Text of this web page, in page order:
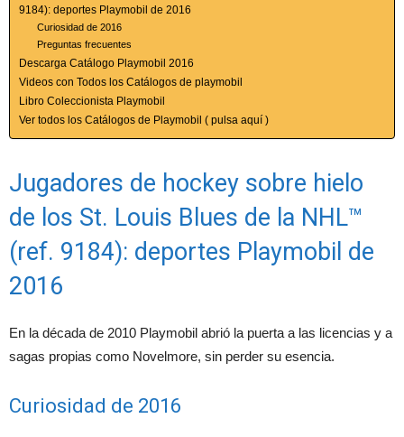
9184): deportes Playmobil de 2016
Curiosidad de 2016
Preguntas frecuentes
Descarga Catálogo Playmobil 2016
Videos con Todos los Catálogos de playmobil
Libro Coleccionista Playmobil
Ver todos los Catálogos de Playmobil ( pulsa aquí )
Jugadores de hockey sobre hielo
de los St. Louis Blues de la NHL™
(ref. 9184): deportes Playmobil de
2016
En la década de 2010 Playmobil abrió la puerta a las licencias y a
sagas propias como Novelmore, sin perder su esencia.
Curiosidad de 2016